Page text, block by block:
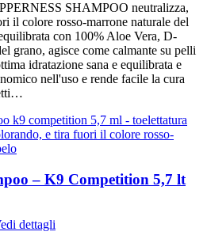
SHAMPOO neutralizza,
il colore rosso-marrone naturale del
con 100% Aloe Vera, D-
grano, agisce come calmante su pelli
idratazione sana e equilibrata e
nell'uso e rende facile la cura
– K9 Competition 5,7 lt
dettagli